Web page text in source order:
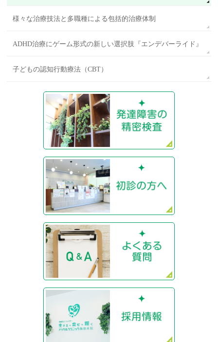
様々な治療技法と多職種による包括的治療体制
ADHD治療にゲーム形式の新しい選択肢『エンデバーライド』
子どもの認知行動療法（CBT）